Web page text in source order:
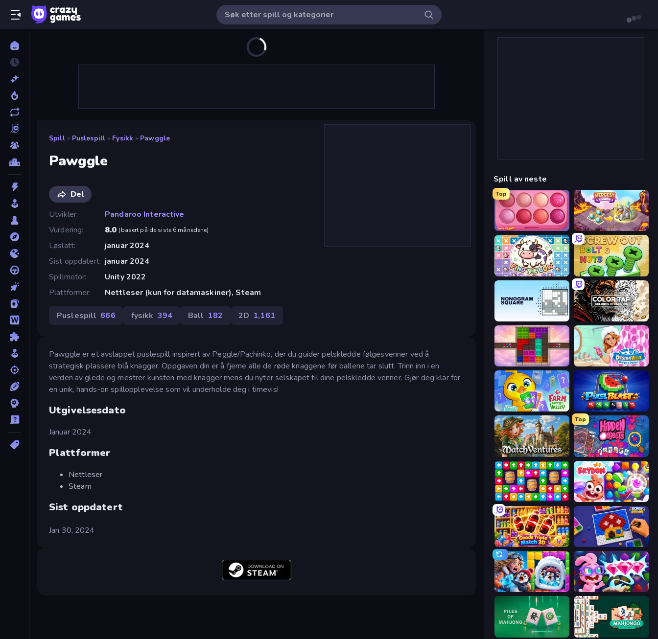
Spill » Puslespill » Fysikk » Pawggle
Pawggle
Del
Utvikler
Pandaroo Interactive
Vurdering
8.0 (basert på de siste 6 månedene)
Løslatt
januar 2024
Sist oppdatert januar 2024
Spillmotor
Unity 2022
Plattformer
Nettleser (kun for datamaskiner), Steam
Puslespill 666 fysikk 394 Ball 182 2D 1,161
Pawggle er et avslappet puslespill inspirert av Peggle/Pachinko, der du guider pelskledde følgesvenner ved å
strategisk plassere blå knagger. Oppgaven din er å fjerne alle de røde knaggene før ballene tar slutt. Trinn inn i en
verden av glede og mestrer kunsten med knagger mens du nyter selskapet til dine pelskledde venner. Gjør deg klar for
en unik, hands-on spillopplevelse som vil underholde deg i timevis!
Utgivelsesdato
Januar 2024
Plattformer
Nettleser
Steam
Sist oppdatert
Jan 30, 2024
Spill av neste
Top
Piece of Cake: Merge and Bake Mergest Kingdom
Find The Cow Screw Out: Bolts and Nuts
Color Tap: Coloring by Numbers
Color Cube Puzzle Designville: Merge & Design
Farm Merge Valley Pixel Blast
MatchVentures
Top
Hidden Objects
Tap Away Story Skydom
Goods Triple Match 3D Screw Sorting
Captain Blast Skydom: Reforged
Piles of Mahjong Mahjongg Solitaire